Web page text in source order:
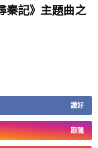
秦記》主題曲之
讚好
跟隨